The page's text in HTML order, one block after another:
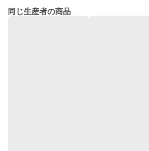
同じ生産者の商品